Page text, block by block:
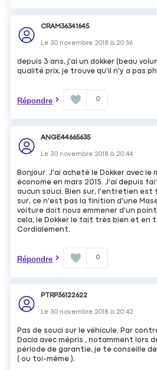
CRAM36341645
Le 30 novembre 2018 à 20:56
depuis 3 ans, j'ai un dokker (beau
qualité prix, je trouve qu'il n'y a pas
Répondre 0
ANGE44665635
Le 30 novembre 2018 à 20:44
Bonjour. J'ai acheté le Dokker avec le
économe en mars 2015. J'ai depuis
aucun souci. Bien sur, l'entretien est
sur, ce n'est pas la finition d'une
voiture doit nous emmener d'un
cela, le Dokker le fait très bien et en
Cordialement.
Répondre 0
PTRP36122622
Le 30 novembre 2018 à 20:42
Pas de souci sur le véhicule. Par
Dacia avec mépris , notamment lors
période de garantie, je te conseille
( ou toi-même ).